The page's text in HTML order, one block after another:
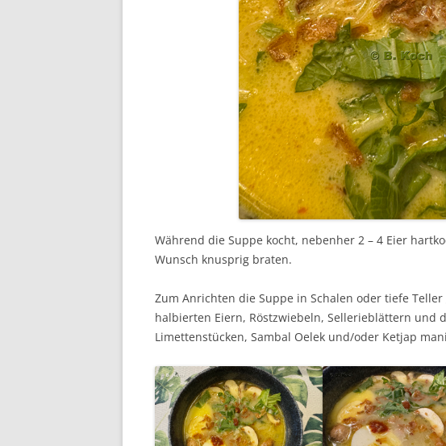
Während die Suppe kocht, nebenher 2 – 4 Eier
Wunsch knusprig braten.
Zum Anrichten die Suppe in Schalen oder tiefe
halbierten Eiern, Röstzwiebeln, Sellerieblättern und
Limettenstücken, Sambal Oelek und/oder Ketjap